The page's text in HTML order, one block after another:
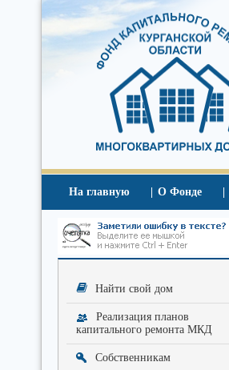
На главную О Фонде
Найти свой дом
Реализация планов
капитального ремонта МКД
Собственникам